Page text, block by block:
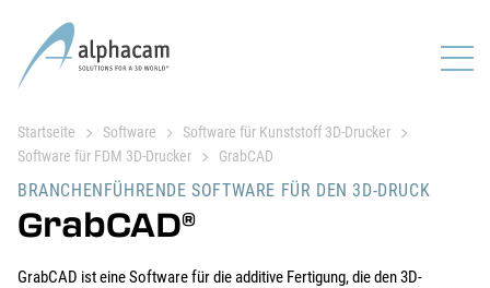
Startseite Software
Software für Kunststoff 3D-Drucker
Software für FDM 3D-Drucker
GrabCAD
BRANCHENFÜHRENDE SOFTWARE FÜR DEN 3D-DRUCK
GrabCAD®
GrabCAD ist eine Software für die additive Fertigung, die den 3D-